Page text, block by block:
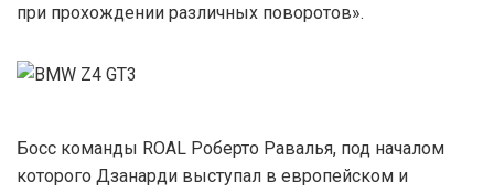
при прохождении различных поворотов».
Босс команды ROAL Роберто Равалья, под началом
которого Дзанарди выступал в европейском и